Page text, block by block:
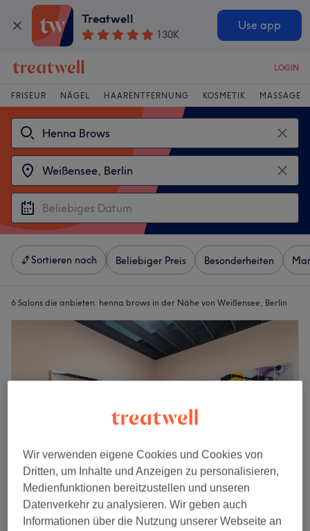
Treatwell
130K
Use app
LOGIN
FRISEUR NÄGEL HAARENTFERNUNG KOSMETIK MASSAGE
Sortieren nach Beliebiger Preis Besonderheiten
6 Salons die anbieten: henna brows in der Nähe von Weißensee, Berlin
Mina Le Beauty Academy
Wir verwenden eigene Cookies und Cookies von
Dritten, um Inhalte und Anzeigen zu personalisieren,
Medienfunktionen bereitzustellen und unseren
Datenverkehr zu analysieren. Wir geben auch
Informationen über die Nutzung unserer Webseite an